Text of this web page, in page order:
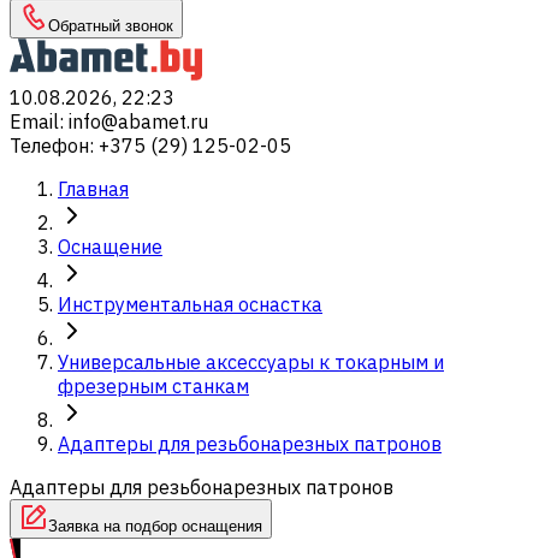
Обратный звонок
10.08.2026, 22:23
Email: info@abamet.ru
Телефон: +375 (29) 125-02-05
Главная
Оснащение
Инструментальная оснастка
Универсальные аксессуары к токарным и
фрезерным станкам
Адаптеры для резьбонарезных патронов
Адаптеры для резьбонарезных патронов
Заявка на подбор оснащения